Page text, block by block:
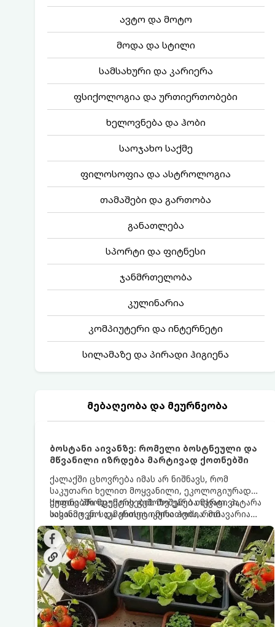
ავტო და მოტო
მოდა და სტილი
სამსახური და კარიერა
ფსიქოლოგია და ურთიერთობები
ხელოვნება და ჰობი
საოჯახო საქმე
ფილოსოფია და ასტროლოგია
თამაშები და გართობა
განათლება
სპორტი და ფიტნესი
ჯანმრთელობა
კულინარია
კომპიუტერი და ინტერნეტი
სილამაზე და პირადი ჰიგიენა
მებაღეობა და მეურნეობა
ბოსტანი აივანზე: რომელი ბოსტნეული და
მწვანილი იზრდება მარტივად ქოთნებში
ქალაქში ცხოვრება იმას არ ნიშნავს, რომ
საკუთარი ხელით მოყვანილი, ეკოლოგიურად
სუფთა პროდუქტის გემოზე უარი თქვათ. პატარა
აივანიც კი საკმარისია იმისათვის, რომ
მოიწყოთ მინი-ბოსტანი, საიდანაც
ყოველდღიურად ახალ, არომატულ მწვანილსა
და ბოსტნეულს მოკრეფთ.
ქოთნებში მცენარეების მოშენება მარტივი,
სასიამოვნო და ესთეტიკური ჰობია. მთავარია
იცოდეთ, რომელი კულტურები ეგუებიან
ქოთნის პირობებს ყველაზე კარგად და როგორ
მოუაროთ მათ სწორად.